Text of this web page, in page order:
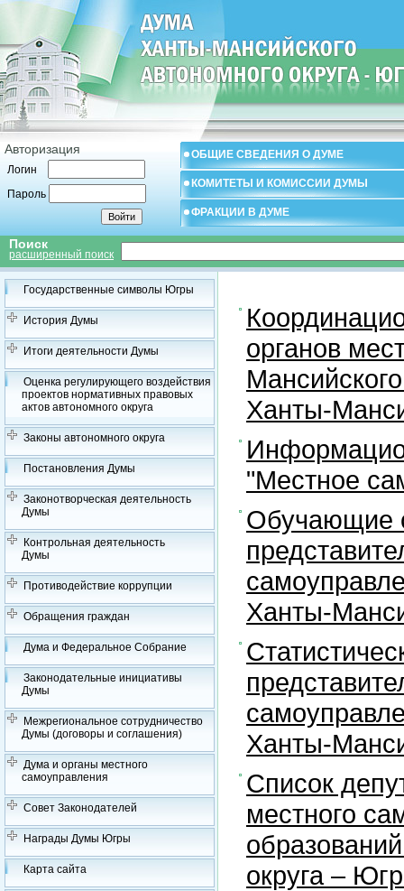
Авторизация
Логин
Пароль
ОБЩИЕ СВЕДЕНИЯ О ДУМЕ
КОМИТЕТЫ И КОМИССИИ ДУМЫ
ФРАКЦИИ В ДУМЕ
Поиск
расширенный поиск
Государственные символы Югры
История Думы
Итоги деятельности Думы
Оценка регулирующего воздействия
проектов нормативных правовых
актов автономного округа
Законы автономного округа
Постановления Думы
Законотворческая деятельность
Думы
Контрольная деятельность
Думы
Противодействие коррупции
Обращения граждан
Дума и Федеральное Собрание
Законодательные инициативы
Думы
Межрегиональное сотрудничество
Думы (договоры и соглашения)
Дума и органы местного
самоуправления
Совет Законодателей
Награды Думы Югры
Карта сайта
органов
Ханты-
"Местное
Обучающие
Ханты-
Ханты-
Список
местного
округа –